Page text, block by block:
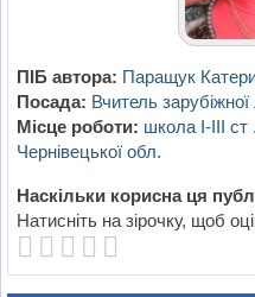
ПІБ автора: Паращук
Посада: Вчитель зарубіжної
Місце роботи: школа I-III ст
Чернівецької обл.
Наскільки корисна ця
Натисніть на зірочку, щоб